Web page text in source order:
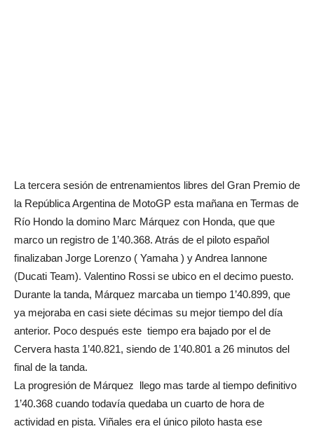
La tercera sesión de entrenamientos libres del Gran Premio de
la República Argentina de MotoGP esta mañana en Termas de
Río Hondo la domino Marc Márquez con Honda, que que
marco un registro de 1’40.368. Atrás de el piloto español
finalizaban Jorge Lorenzo ( Yamaha ) y Andrea Iannone
(Ducati Team). Valentino Rossi se ubico en el decimo puesto.
Durante la tanda, Márquez marcaba un tiempo 1’40.899, que
ya mejoraba en casi siete décimas su mejor tiempo del día
anterior. Poco después este tiempo era bajado por el de
Cervera hasta 1’40.821, siendo de 1’40.801 a 26 minutos del
final de la tanda.
La progresión de Márquez llego mas tarde al tiempo definitivo
1’40.368 cuando todavía quedaba un cuarto de hora de
actividad en pista. Viñales era el único piloto hasta ese